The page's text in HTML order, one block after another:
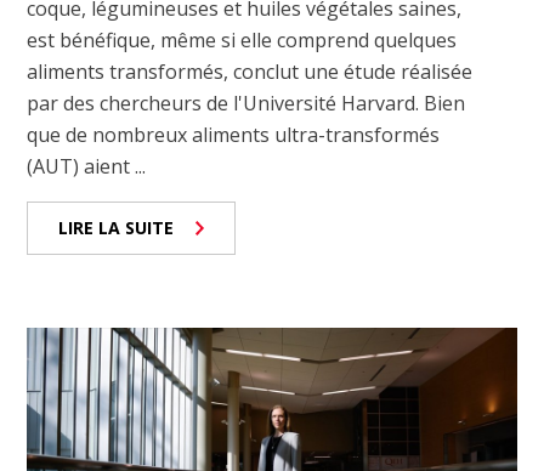
coque, légumineuses et huiles végétales saines,
est bénéfique, même si elle comprend quelques
aliments transformés, conclut une étude réalisée
par des chercheurs de l'Université Harvard. Bien
que de nombreux aliments ultra-transformés
(AUT) aient ...
LIRE LA SUITE